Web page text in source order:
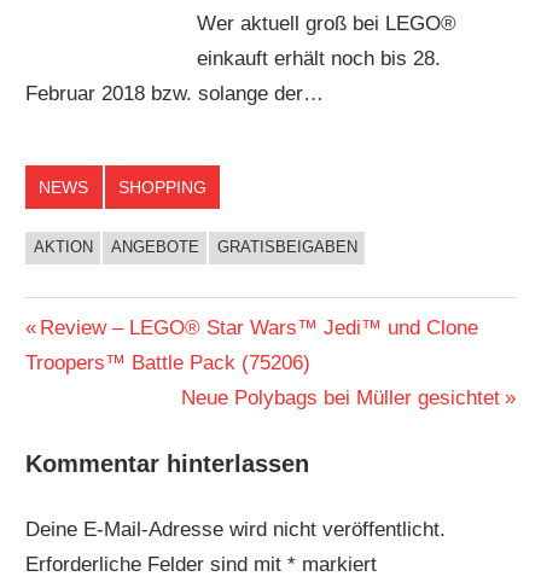
Wer aktuell groß bei LEGO®
einkauft erhält noch bis 28.
Februar 2018 bzw. solange der…
NEWS SHOPPING
AKTION ANGEBOTE GRATISBEIGABEN
Beitragsnavigation
Vorheriger
Beitrag:
Review – LEGO® Star Wars™ Jedi™ und Clone
Troopers™ Battle Pack (75206)
Nächster
Neue Polybags bei Müller gesichtet
Kommentar hinterlassen
Deine E-Mail-Adresse wird nicht veröffentlicht.
Erforderliche Felder sind mit* markiert